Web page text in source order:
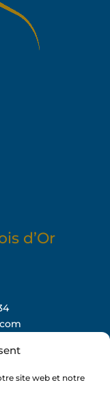
site web et notre
d’Or